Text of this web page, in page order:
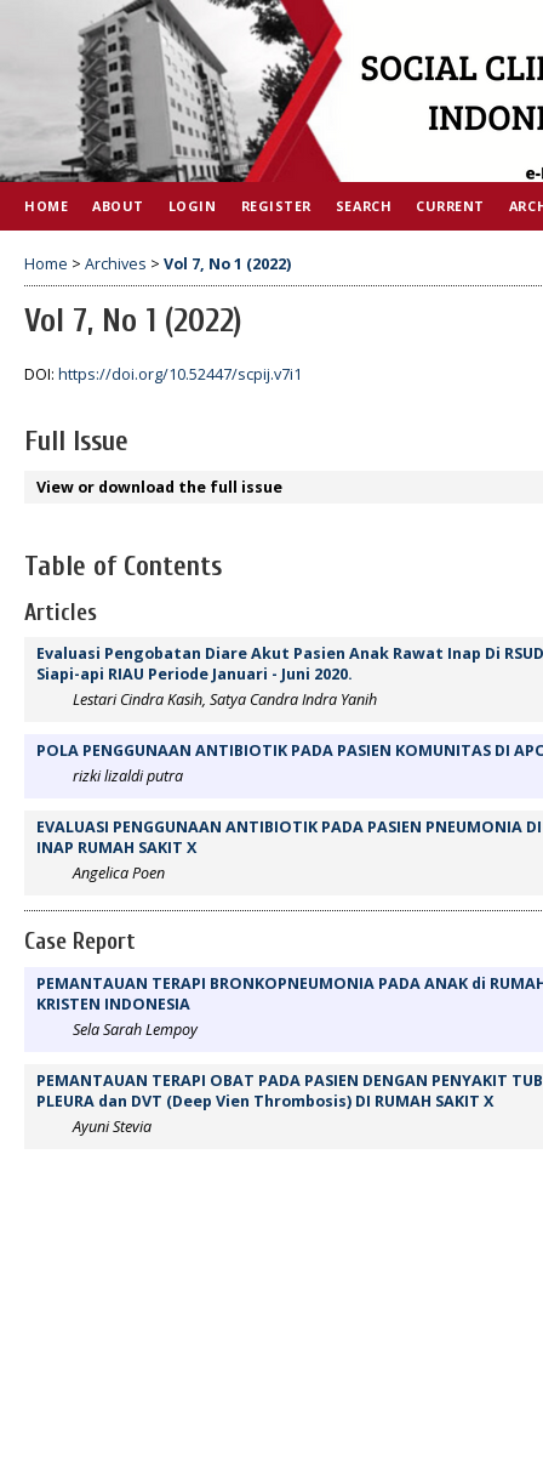
HOME ABOUT LOGIN REGISTER SEARCH CURRENT
Home > Archives > Vol 7, No 1 (2022)
Vol 7, No 1 (2022)
DOI: https://doi.org/10.52447/scpij.v7i1
Full Issue
View or download the full issue
Table of Contents
Articles
Evaluasi Pengobatan Diare Akut Pasien Anak Rawat Inap Di
Siapi-api RIAU Periode Januari - Juni 2020.
Lestari Cindra Kasih, Satya Candra Indra Yanih
POLA PENGGUNAAN ANTIBIOTIK PADA PASIEN KOMUNITAS DI
rizki lizaldi putra
EVALUASI PENGGUNAAN ANTIBIOTIK PADA PASIEN PNEUMONIA
INAP RUMAH SAKIT X
Angelica Poen
Case Report
PEMANTAUAN TERAPI BRONKOPNEUMONIA PADA ANAK di
KRISTEN INDONESIA
Sela Sarah Lempoy
PEMANTAUAN TERAPI OBAT PADA PASIEN DENGAN PENYAKIT
PLEURA dan DVT (Deep Vien Thrombosis) DI RUMAH SAKIT X
Ayuni Stevia